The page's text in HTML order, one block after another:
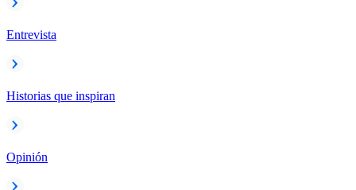
Entrevista
Historias que inspiran
Opinión